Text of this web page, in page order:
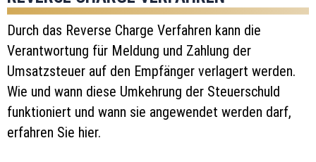
Durch das Reverse Charge Verfahren kann die
Verantwortung für Meldung und Zahlung der
Umsatzsteuer auf den Empfänger verlagert werden.
Wie und wann diese Umkehrung der Steuerschuld
funktioniert und wann sie angewendet werden darf,
erfahren Sie hier.